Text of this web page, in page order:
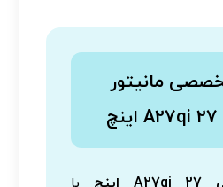
مانیتور